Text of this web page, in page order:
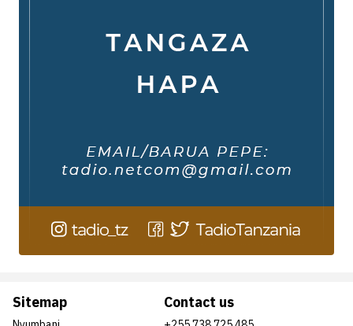
Sitemap Contact us